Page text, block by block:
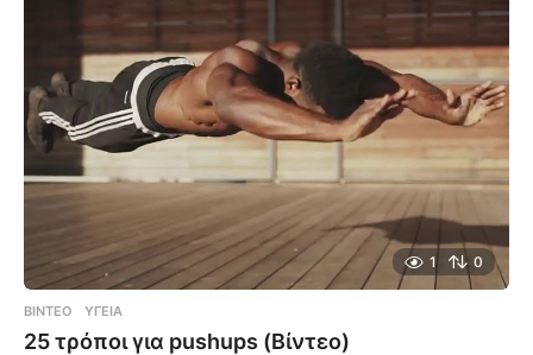
1 0
ΒΊΝΤΕΟ ΥΓΕΊΑ
25 τρόποι για pushups (Βίντεο)